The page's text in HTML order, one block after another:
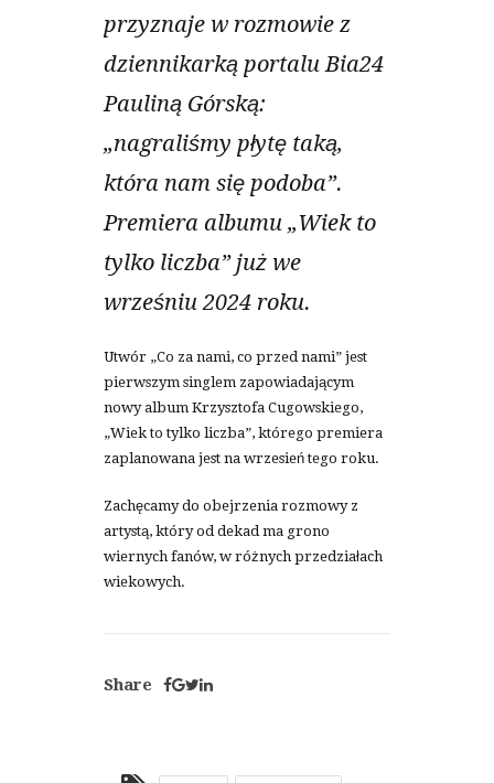
przyznaje w rozmowie z
dziennikarką portalu Bia24
Pauliną Górską:
„nagraliśmy płytę taką,
która nam się podoba”.
Premiera albumu „Wiek to
tylko liczba” już we
wrześniu 2024 roku.
Utwór „Co za nami, co przed nami” jest
pierwszym singlem zapowiadającym
nowy album Krzysztofa Cugowskiego,
„Wiek to tylko liczba”, którego premiera
zaplanowana jest na wrzesień tego roku.
Zachęcamy do obejrzenia rozmowy z
artystą, który od dekad ma grono
wiernych fanów, w różnych przedziałach
wiekowych.
Share